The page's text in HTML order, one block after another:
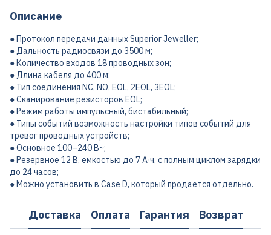
Описание
● Протокол передачи данных Superior Jeweller;
● Дальность радиосвязи до 3500 м;
● Количество входов 18 проводных зон;
● Длина кабеля до 400 м;
● Тип соединения NC, NO, EOL, 2EOL, 3EOL;
● Сканирование резисторов EOL;
● Режим работы импульсный, бистабильный;
● Типы событий возможность настройки типов событий для
тревог проводных устройств;
● Основное 100–240 В~;
● Резервное 12 В, емкостью до 7 А·ч, с полным циклом зарядки
до 24 часов;
● Можно установить в Case D, который продается отдельно.
Доставка Оплата Гарантия Возврат